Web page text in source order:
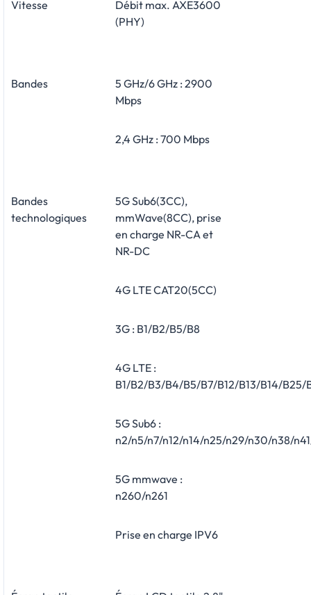
Vitesse
Débit max. AXE3600
(PHY)
Bandes
5 GHz/6 GHz : 2900
Mbps
2,4 GHz : 700 Mbps
Bandes
technologiques
5G Sub6(3CC),
mmWave(8CC), prise
en charge NR-CA et
NR-DC
4G LTE CAT20(5CC)
3G : B1/B2/B5/B8
4G LTE :
B1/B2/B3/B4/B5/B7/B12/B13/B14/
5G Sub6 :
n2/n5/n7/n12/n14/n25/n29/n30/n38/
5G mmwave :
n260/n261
Prise en charge IPV6